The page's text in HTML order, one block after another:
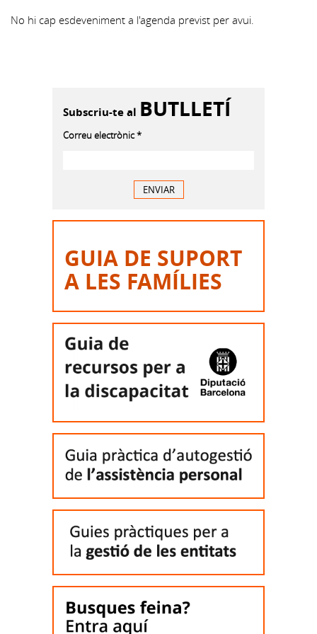
l'agenda
No hi cap esdeveniment a l'agenda previst per avui.
Subscriu-te al BUTLLETÍ
Correu electrònic*
ENVIARLA MEVA SOL·LICITUD DE
GUIA DE SUPORT
A LES FAMÍLIES